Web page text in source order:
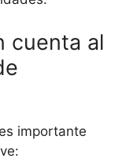
cuenta al
importante